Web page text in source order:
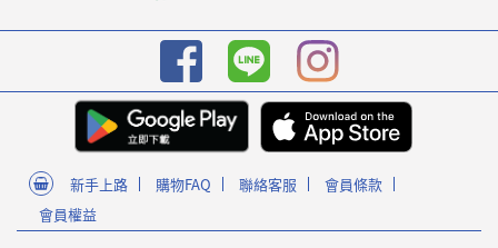
新手上路 購物FAQ 聯絡客服
會員條款
會員權益